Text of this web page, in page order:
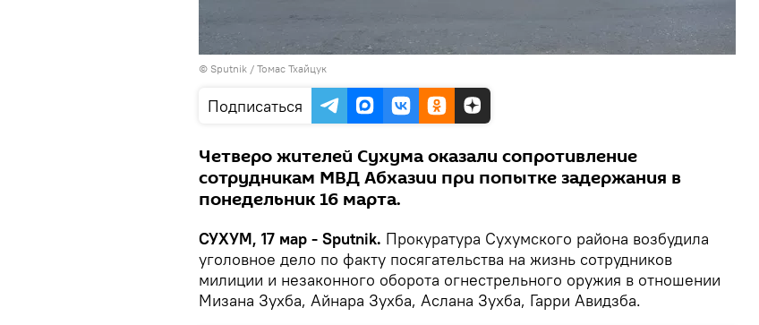
© Sputnik / Томас Тхайцук
Подписаться
Четверо жителей Сухума оказали сопротивление
сотрудникам МВД Абхазии при попытке задержания в
понедельник 16 марта.
СУХУМ, 17 мар - Sputnik. Прокуратура Сухумского района возбудила
уголовное дело по факту посягательства на жизнь сотрудников
милиции и незаконного оборота огнестрельного оружия в отношении
Мизана Зухба, Айнара Зухба, Аслана Зухба, Гарри Авидзба.